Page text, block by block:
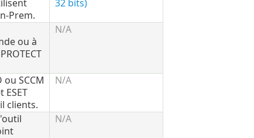
Prem.
32 bits)
ou à
N/A
SCCM
clients.
N/A
N/A